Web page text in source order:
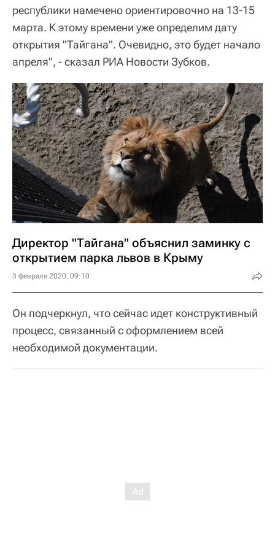
республики намечено ориентировочно на 13-15
марта. К этому времени уже определим дату
открытия "Тайгана". Очевидно, это будет начало
апреля", - сказал РИА Новости Зубков.
Директор "Тайгана" объяснил заминку с
открытием парка львов в Крыму
3 февраля 2020, 09:10
Он подчеркнул, что сейчас идет конструктивный
процесс, связанный с оформлением всей
необходимой документации.